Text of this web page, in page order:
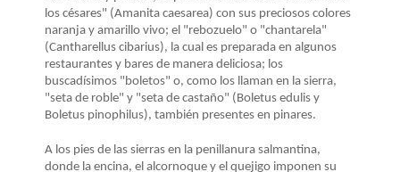
los césares" (Amanita caesarea) con sus preciosos colores
naranja y amarillo vivo; el "rebozuelo" o "chantarela"
(Cantharellus cibarius), la cual es preparada en algunos
restaurantes y bares de manera deliciosa; los
buscadísimos "boletos" o, como los llaman en la sierra,
"seta de roble" y "seta de castaño" (Boletus edulis y
Boletus pinophilus), también presentes en pinares.
A los pies de las sierras en la penillanura salmantina,
donde la encina, el alcornoque y el quejigo imponen su